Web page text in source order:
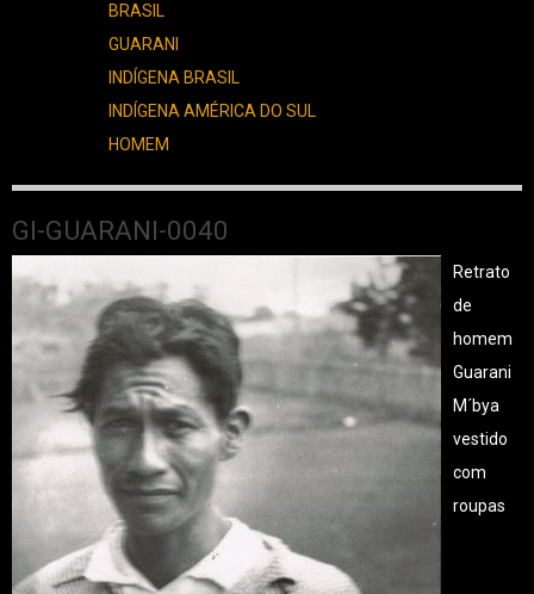
BRASIL
GUARANI
INDÍGENA BRASIL
INDÍGENA AMÉRICA DO SUL
HOMEM
GI-GUARANI-0040
Retrato
de
homem
Guarani
M´bya
vestido
com
roupas